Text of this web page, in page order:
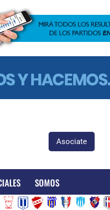
Asociate
SOMOS